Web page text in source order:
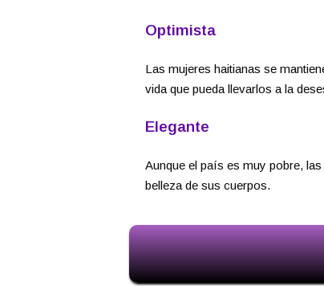
Optimista
Las mujeres haitianas se
vida que pueda llevarlos a la
Elegante
Aunque el país es muy pobre,
belleza de sus cuerpos.